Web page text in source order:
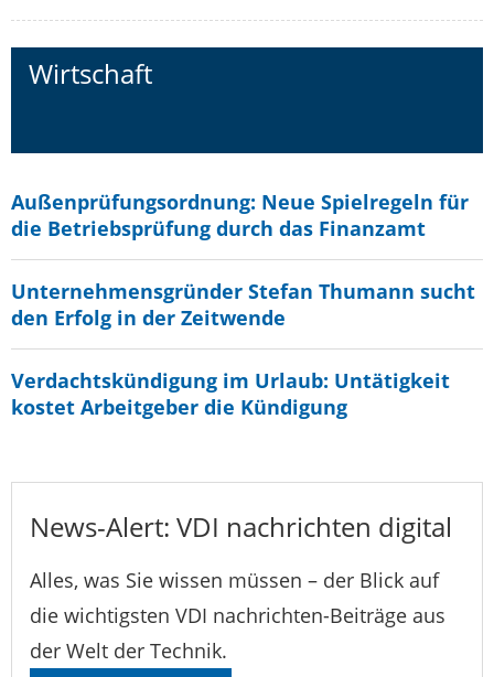
Wirtschaft
Außenprüfungsordnung: Neue Spielregeln für
die Betriebsprüfung durch das Finanzamt
Unternehmensgründer Stefan Thumann sucht
den Erfolg in der Zeitwende
Verdachtskündigung im Urlaub: Untätigkeit
kostet Arbeitgeber die Kündigung
News-Alert: VDI nachrichten digital
Alles, was Sie wissen müssen – der Blick auf
die wichtigsten VDI nachrichten-Beiträge aus
der Welt der Technik.